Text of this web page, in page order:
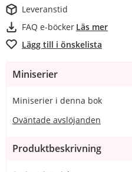
Leveranstid
FAQ e-böcker Läs mer
Lägg till i önskelista
Miniserier
Miniserier i denna bok
Oväntade avslöjanden
Produktbeskrivning